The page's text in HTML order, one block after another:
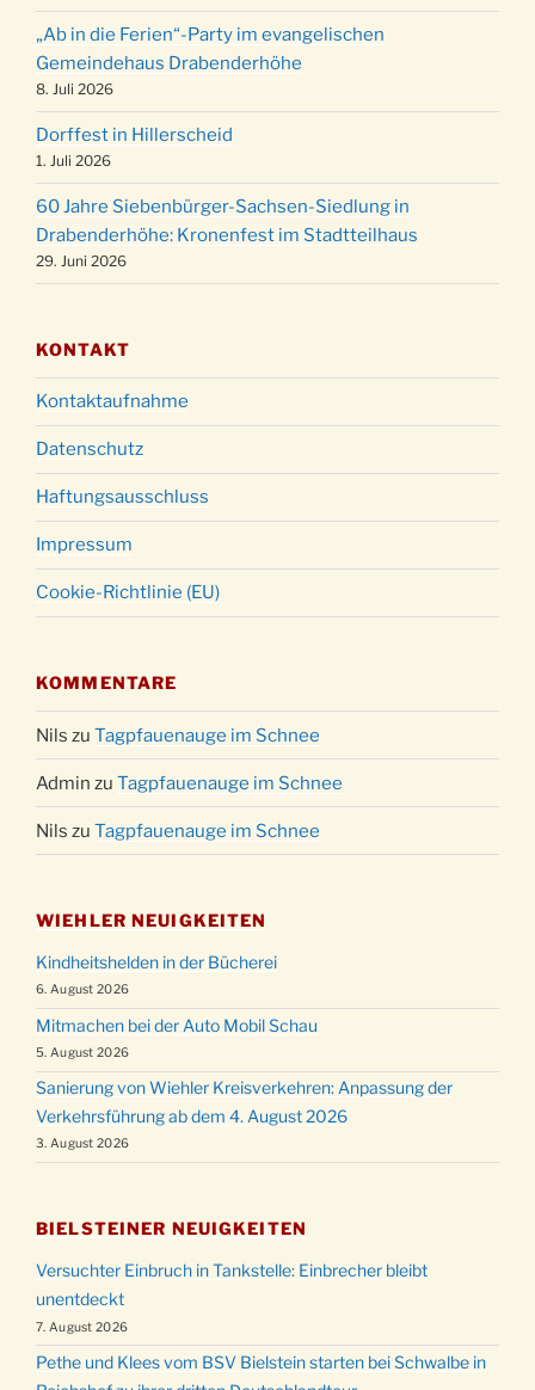
24.12.
Weihnachtsgottesdienst in der Kirche um
15:00 Uhr
24.12.
Weihnachtsgottesdienst in der Kirche um
18:00 Uhr
24.12.
Christmette mit der ev. Jugend in der Kirche
um 23:00 Uhr
31.12.
Gottesdienst zu Silvester in der Kirche um
18:00 Uhr
„Ab in die Ferien“-Party im evangelischen
Gemeindehaus Drabenderhöhe
8. Juli 2026
Dorffest in Hillerscheid
1. Juli 2026
60 Jahre Siebenbürger-Sachsen-Siedlung in
Drabenderhöhe: Kronenfest im Stadtteilhaus
29. Juni 2026
KONTAKT
Kontaktaufnahme
Datenschutz
Haftungsausschluss
Impressum
Cookie-Richtlinie (EU)
KOMMENTARE
Nils zu Tagpfauenauge im Schnee
Admin zu Tagpfauenauge im Schnee
Nils zu Tagpfauenauge im Schnee
WIEHLER NEUIGKEITEN
Kindheitshelden in der Bücherei
6. August 2026
Mitmachen bei der Auto Mobil Schau
5. August 2026
Sanierung von Wiehler Kreisverkehren: Anpassung der
Verkehrsführung ab dem 4. August 2026
3. August 2026
BIELSTEINER NEUIGKEITEN
Versuchter Einbruch in Tankstelle: Einbrecher bleibt
unentdeckt
7. August 2026
Pethe und Klees vom BSV Bielstein starten bei Schwalbe in